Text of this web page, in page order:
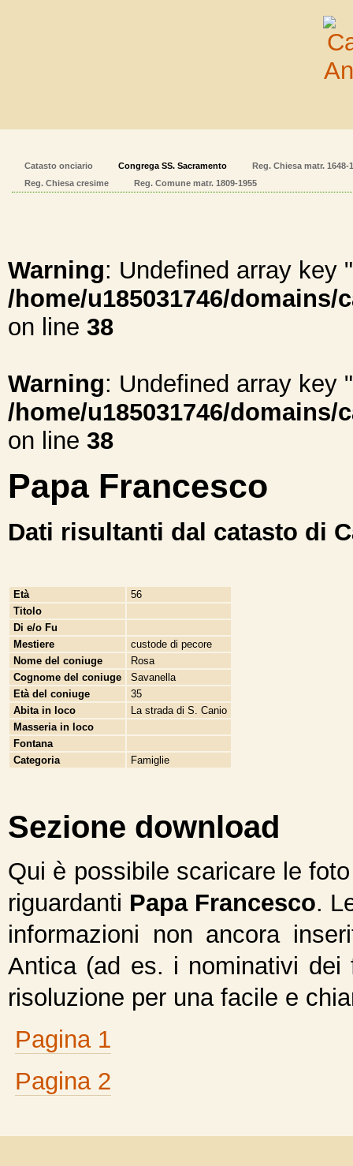
Catasto onciario Congrega SS. Sacramento
Reg. Chiesa matr. 1648-
Reg. Chiesa cresime
Reg. Comune matr. 1809-1955
Warning: Undefined array key
/home/u185031746/
on line 38
Warning: Undefined array key
/home/u185031746/
on line 38
Papa Francesco
Dati risultanti dal catasto di
Età
56
Titolo
Di e/o Fu
Mestiere
custode di pecore
Nome del coniuge
Rosa
Cognome del coniuge
Savanella
Età del coniuge
35
Abita in loco
La strada di S. Canio
Masseria in loco
Fontana
Categoria
Famiglie
Sezione download
Qui è possibile scaricare le
riguardanti Papa Francesco.
informazioni non ancora
Antica (ad es. i nominativi
risoluzione per una facile e
Pagina 1
Pagina 2